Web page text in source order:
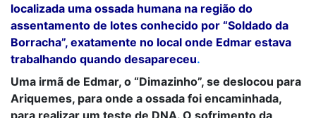
localizada uma ossada humana na região do
assentamento de lotes conhecido por “Soldado da
Borracha”, exatamente no local onde Edmar estava
trabalhando quando desapareceu.
Uma irmã de Edmar, o “Dimazinho”, se deslocou para
Ariquemes, para onde a ossada foi encaminhada,
para realizar um teste de DNA. O sofrimento da